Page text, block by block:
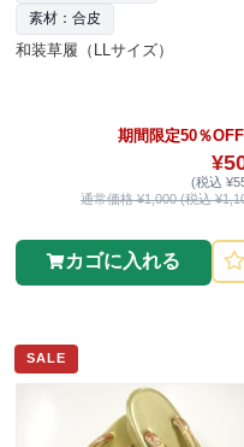
素材：合皮
和装草履（LLサイズ）
期間限定50％OFF
(税込
通常価格 ¥1,000 (税込
カゴに入れる
SALE